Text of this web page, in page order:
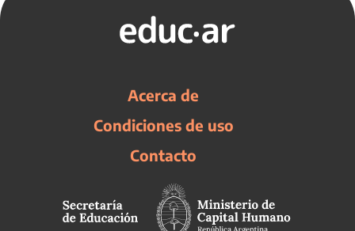
Acerca de
Condiciones de uso
Contacto